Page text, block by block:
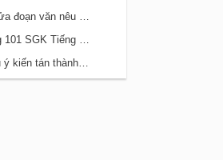
Bài 20 Đánh giá, chỉnh sửa đoạn văn nêu ý kiến tán thành một sự vật, hiện tượng trang 103 SGK Tiếng Việt 5 Kết nối tri thức tập 2
Bài 20 Cụ Đồ Chiểu trang 101 SGK Tiếng Việt 5 Kết nối tri thức tập 2
Bài 19 Viết đoạn văn nêu ý kiến tán thành một sự việc, hiện tượng (Bài viết số 1) trang 100 SGK Tiếng Việt 5 Kết nối tri thức tập 2